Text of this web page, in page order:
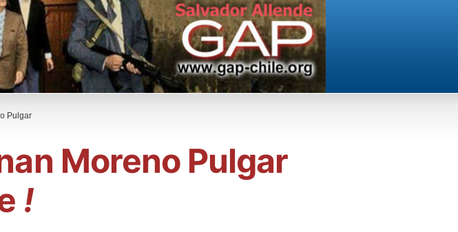
Pulgar
Moreno Pulgar
!